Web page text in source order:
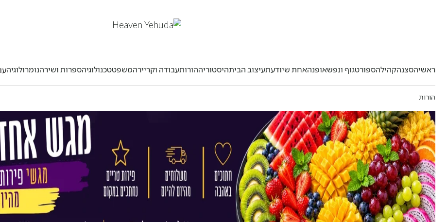
ראשיהסצנהקהילהספורטגוף ונפשאופנהאחת שיודעתעיצוב הביתהיסטוריההורותעבודה וקריירהמשפטטכנולוגיהספרות ושירהנומרולוגיה
הורות